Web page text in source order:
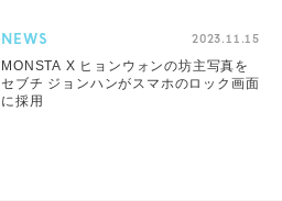
NEWS 2023.11.15
MONSTA X ヒョンウォンの坊主写真を
セブチ ジョンハンがスマホのロック画面
に採用